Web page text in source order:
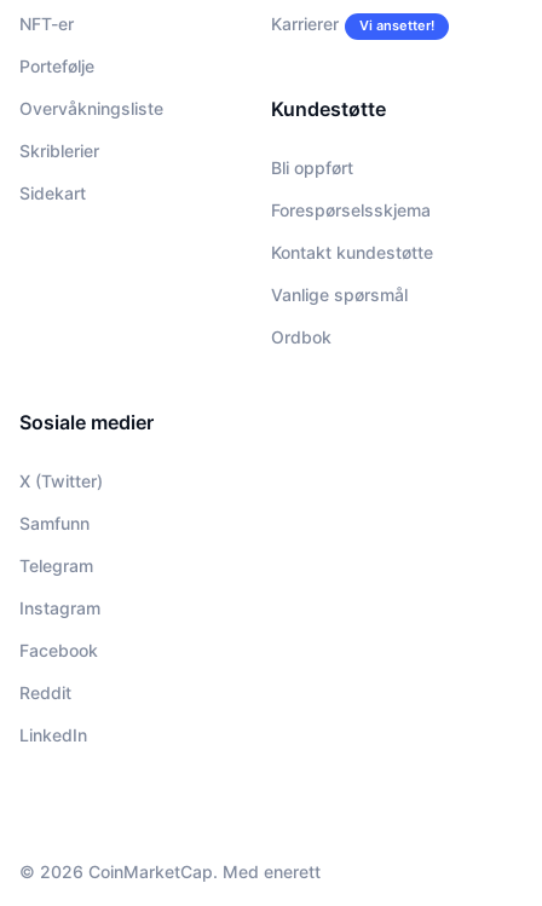
NFT-er
Portefølje
Overvåkningsliste
Skriblerier
Sidekart
Karrierer Vi ansetter!
Kundestøtte
Bli oppført
Forespørselsskjema
Kontakt kundestøtte
Vanlige spørsmål
Ordbok
Sosiale medier
X (Twitter)
Samfunn
Telegram
Instagram
Facebook
Reddit
LinkedIn
© 2026 CoinMarketCap. Med enerett